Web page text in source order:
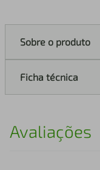
Sobre o produto
Ficha técnica
Avaliações